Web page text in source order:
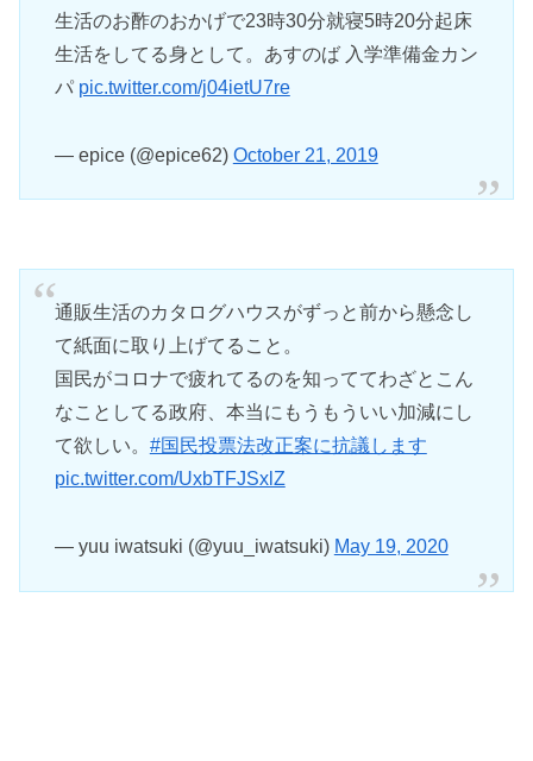
生活のお酢のおかげで23時30分就寝5時20分起床
生活をしてる身として。あすのば 入学準備金カン
パ pic.twitter.com/j04ietU7re
— epice (@epice62) October 21, 2019
通販生活のカタログハウスがずっと前から懸念し
て紙面に取り上げてること。
国民がコロナで疲れてるのを知っててわざとこん
なことしてる政府、本当にもうもういい加減にし
て欲しい。 #国民投票法改正案に抗議します
pic.twitter.com/UxbTFJSxlZ
— yuu iwatsuki (@yuu_iwatsuki) May 19, 2020